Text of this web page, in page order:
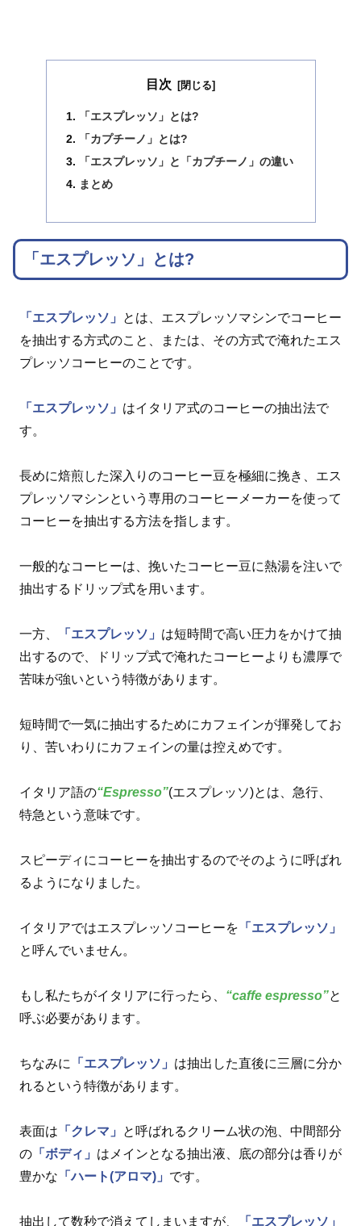
目次
「エスプレッソ」とは?
「カプチーノ」とは?
「エスプレッソ」と「カプチーノ」の違い
まとめ
「エスプレッソ」とは?
「エスプレッソ」
とは、エスプレッソマシンでコーヒー
を抽出する方式のこと、または、その方式で淹れたエス
プレッソコーヒーのことです。
「エスプレッソ」 はイタリア式のコーヒーの抽出法で
す。
長めに焙煎した深入りのコーヒー豆を極細に挽き、エス
プレッソマシンという専用のコーヒーメーカーを使って
コーヒーを抽出する方法を指します。
一般的なコーヒーは、挽いたコーヒー豆に熱湯を注いで
抽出するドリップ式を用います。
一方、 「エスプレッソ」 は短時間で高い圧力をかけて抽
出するので、ドリップ式で淹れたコーヒーよりも濃厚で
苦味が強いという特徴があります。
短時間で一気に抽出するためにカフェインが揮発してお
り、苦いわりにカフェインの量は控えめです。
イタリア語の“Espresso”(エスプレッソ)とは、急行、
特急という意味です。
スピーディにコーヒーを抽出するのでそのように呼ばれ
るようになりました。
イタリアではエスプレッソコーヒーを 「エスプレッソ」
と呼んでいません。
もし私たちがイタリアに行ったら、 “caffe espresso”と
呼ぶ必要があります。
ちなみに 「エスプレッソ」 は抽出した直後に三層に分か
れるという特徴があります。
表面は 「クレマ」
と呼ばれるクリーム状の泡、中間部分
の 「ボディ」 はメインとなる抽出液、底の部分は香りが
豊かな 「ハート(アロマ)」 です。
抽出して数秒で消えてしまいますが、 「エスプレッソ」